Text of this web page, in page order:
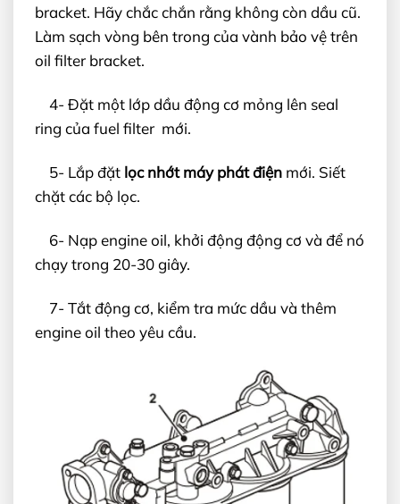
bracket. Hãy chắc chắn rằng không còn dầu cũ.
Làm sạch vòng bên trong của vành bảo vệ trên
oil filter bracket.
4- Đặt một lớp dầu động cơ mỏng lên seal
ring của fuel filter mới.
5- Lắp đặt lọc nhớt máy phát điện mới. Siết
chặt các bộ lọc.
6- Nạp engine oil, khởi động động cơ và để nó
chạy trong 20-30 giây.
7- Tắt động cơ, kiểm tra mức dầu và thêm
engine oil theo yêu cầu.